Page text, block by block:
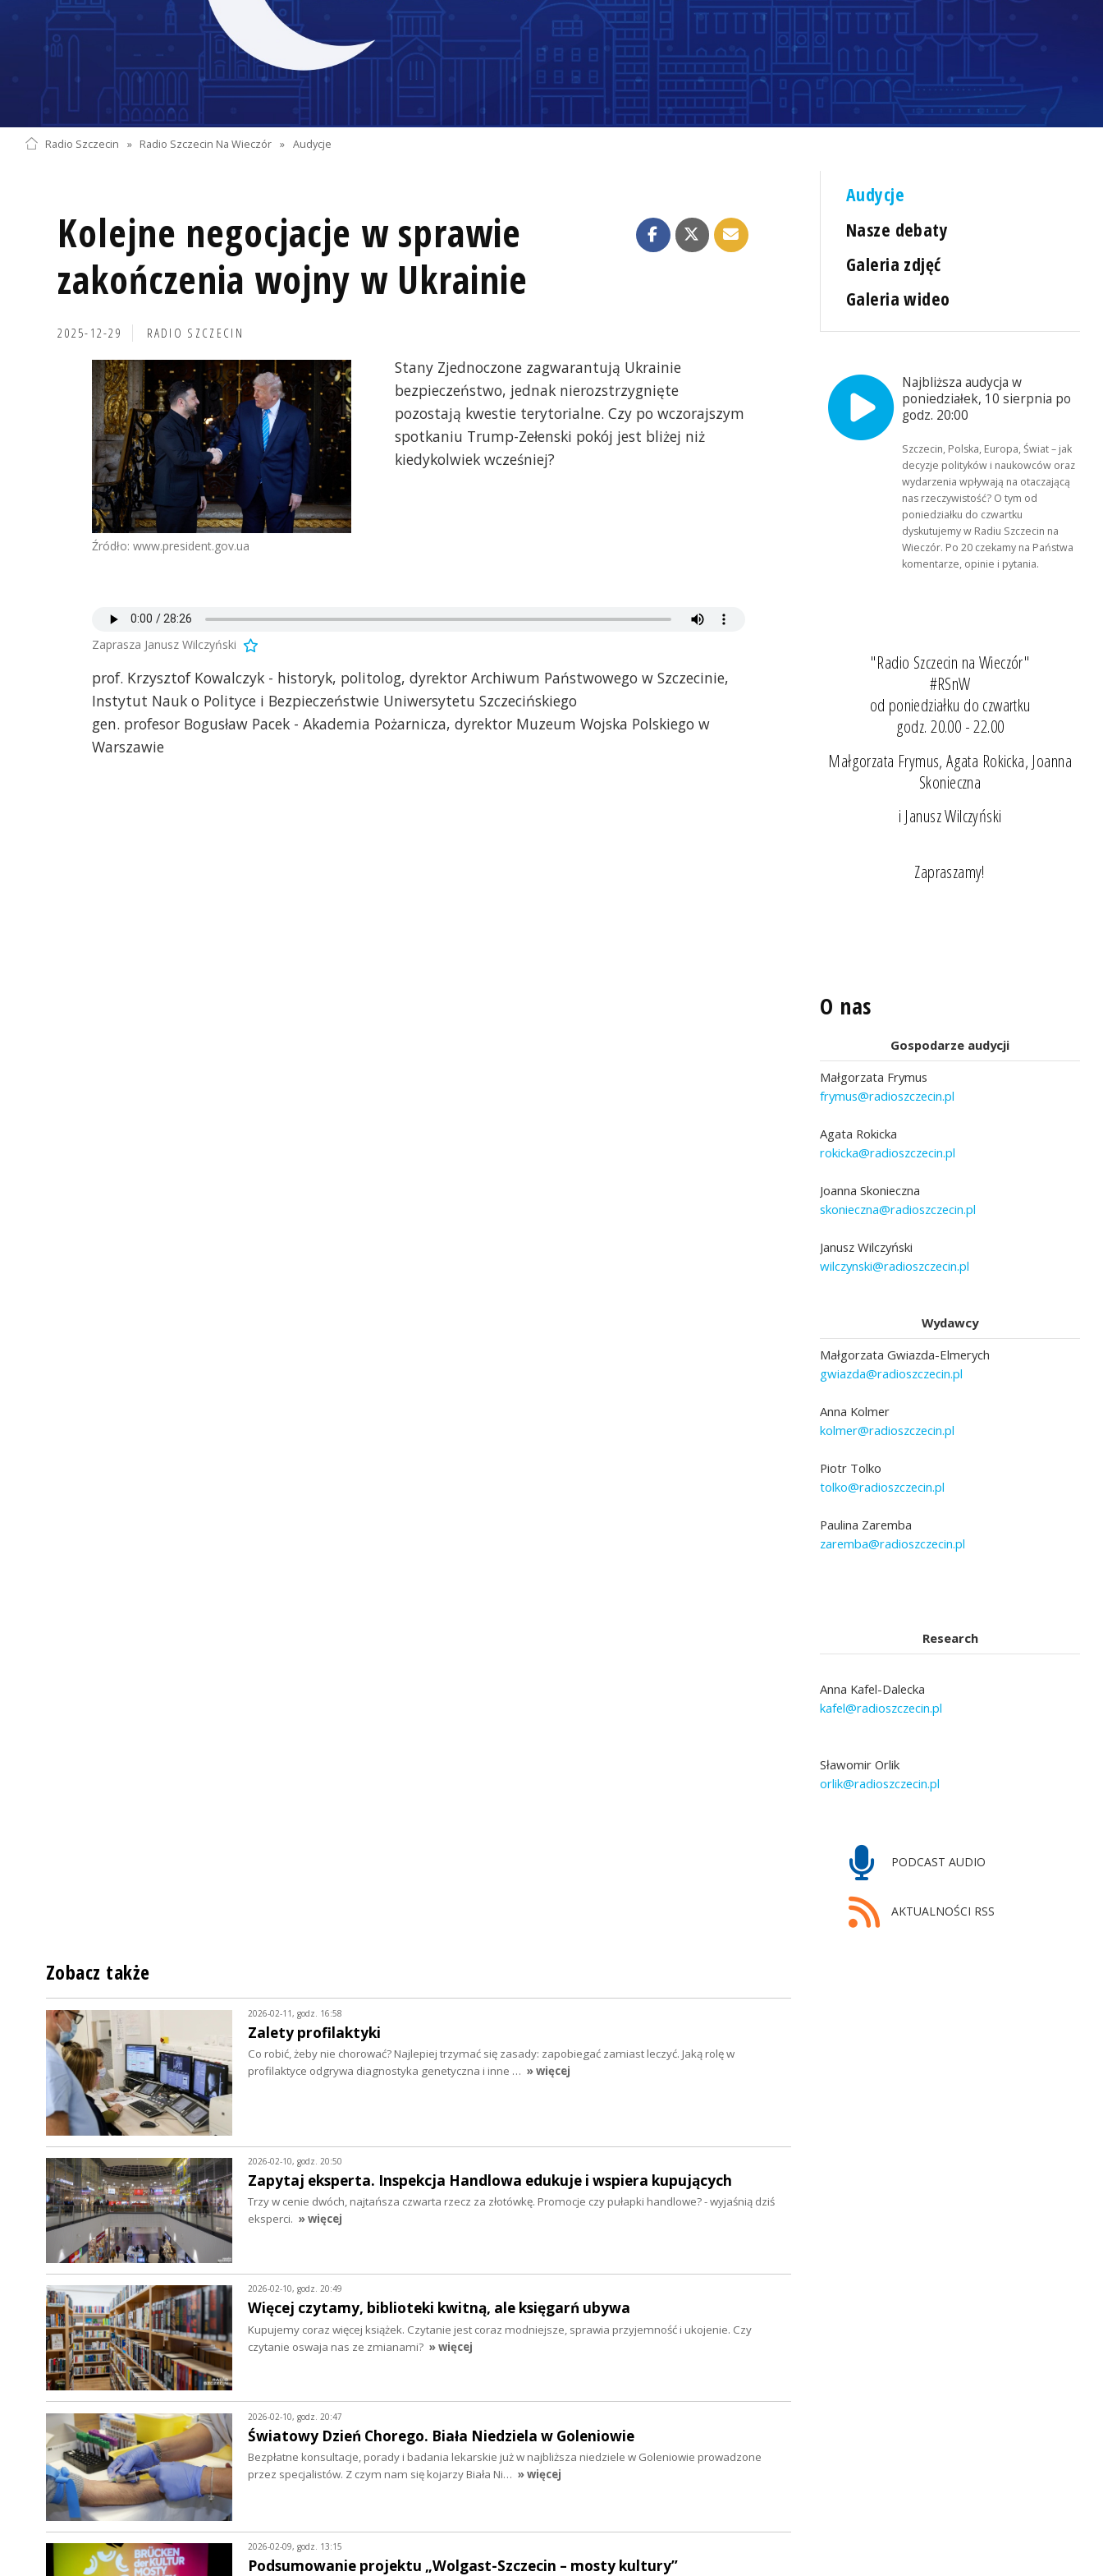
Radio Szczecin » Radio Szczecin Na Wieczór » Audycje
Kolejne negocjacje w sprawie
zakończenia wojny w Ukrainie
2025-12-29 RADIO SZCZECIN
Źródło: www.president.gov.ua
Stany Zjednoczone zagwarantują Ukrainie
bezpieczeństwo, jednak nierozstrzygnięte
pozostają kwestie terytorialne. Czy po wczorajszym
spotkaniu Trump-Zełenski pokój jest bliżej niż
kiedykolwiek wcześniej?
Zaprasza Janusz Wilczyński
prof. Krzysztof Kowalczyk - historyk, politolog, dyrektor Archiwum Państwowego w Szczecinie,
Instytut Nauk o Polityce i Bezpieczeństwie Uniwersytetu Szczecińskiego
gen. profesor Bogusław Pacek - Akademia Pożarnicza, dyrektor Muzeum Wojska Polskiego w
Warszawie
Audycje
Nasze debaty
Galeria zdjęć
Galeria wideo
Najbliższa audycja w
poniedziałek, 10 sierpnia po
godz. 20:00
Szczecin, Polska, Europa, Świat – jak
decyzje polityków i naukowców oraz
wydarzenia wpływają na otaczającą
nas rzeczywistość? O tym od
poniedziałku do czwartku
dyskutujemy w Radiu Szczecin na
Wieczór. Po 20 czekamy na Państwa
komentarze, opinie i pytania.
"Radio Szczecin na Wieczór"
#RSnW
od poniedziałku do czwartku
godz. 20.00 - 22.00
Małgorzata Frymus, Agata Rokicka, Joanna
Skonieczna
i Janusz Wilczyński
Zapraszamy!
O nas
Gospodarze audycji
Małgorzata Frymus
frymus@radioszczecin.pl
Agata Rokicka
rokicka@radioszczecin.pl
Joanna Skonieczna
skonieczna@radioszczecin.pl
Janusz Wilczyński
wilczynski@radioszczecin.pl
Wydawcy
Małgorzata Gwiazda-Elmerych
gwiazda@radioszczecin.pl
Anna Kolmer
kolmer@radioszczecin.pl
Piotr Tolko
tolko@radioszczecin.pl
Paulina Zaremba
zaremba@radioszczecin.pl
Research
Anna Kafel-Dalecka
kafel@radioszczecin.pl
Sławomir Orlik
orlik@radioszczecin.pl
PODCAST AUDIO
AKTUALNOŚCI RSS
Zobacz także
2026-02-11, godz. 16:58
Zalety profilaktyki
Co robić, żeby nie chorować? Najlepiej trzymać się zasady: zapobiegać zamiast leczyć. Jaką rolę w
profilaktyce odgrywa diagnostyka genetyczna i inne … » więcej
2026-02-10, godz. 20:50
Zapytaj eksperta. Inspekcja Handlowa edukuje i wspiera kupujących
Trzy w cenie dwóch, najtańsza czwarta rzecz za złotówkę. Promocje czy pułapki handlowe? - wyjaśnią dziś
eksperci. » więcej
2026-02-10, godz. 20:49
Więcej czytamy, biblioteki kwitną, ale księgarń ubywa
Kupujemy coraz więcej książek. Czytanie jest coraz modniejsze, sprawia przyjemność i ukojenie. Czy
czytanie oswaja nas ze zmianami? » więcej
2026-02-10, godz. 20:47
Światowy Dzień Chorego. Biała Niedziela w Goleniowie
Bezpłatne konsultacje, porady i badania lekarskie już w najbliższa niedziele w Goleniowie prowadzone
przez specjalistów. Z czym nam się kojarzy Biała Ni… » więcej
2026-02-09, godz. 13:15
Podsumowanie projektu „Wolgast-Szczecin – mosty kultury”